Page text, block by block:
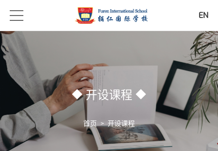
EN
开设课程
首页>开设课程